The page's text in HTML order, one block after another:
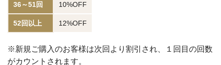
36～51回 10%OFF
52回以上 12%OFF
※新規ご購入のお客様は次回より割引され、１回目の回数
がカウントされます。